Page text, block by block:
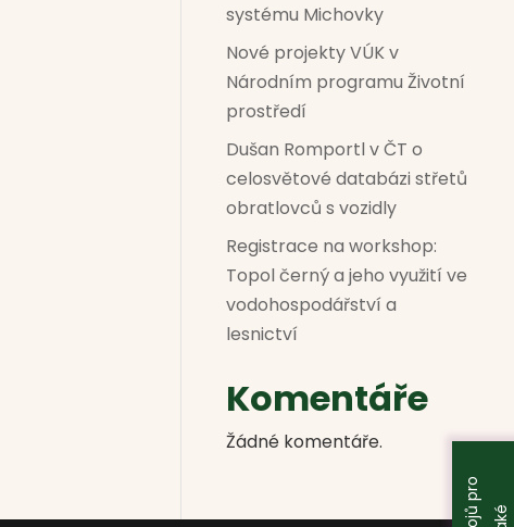
systému Michovky
Nové projekty VÚK v
Národním programu Životní
prostředí
Dušan Romportl v ČT o
celosvětové databázi střetů
obratlovců s vozidly
Registrace na workshop:
Topol černý a jeho využití ve
vodohospodářství a
lesnictví
Komentáře
Žádné komentáře.